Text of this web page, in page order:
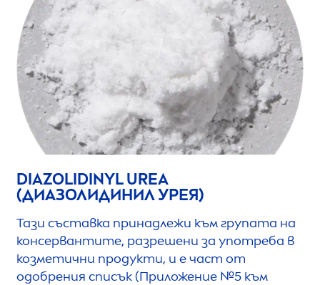
DIAZOLIDINYL UREA
(ДИАЗОЛИДИНИЛ УРЕЯ)
Тази съставка принадлежи към групата на
консервантите, разрешени за употреба в
козметични продукти, и е част от
одобрения списък (Приложение №5 към